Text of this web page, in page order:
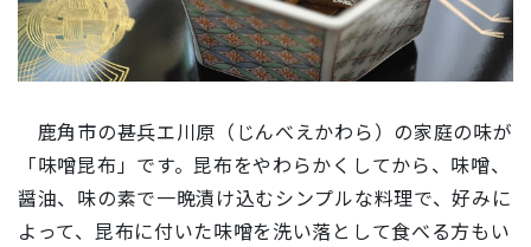
鹿角市の甚兵エ川原（じんべえかわら）の家庭の味が
「味噌昆布」です。昆布をやわらかくしてから、味噌、
醤油、味の素で一晩漬け込むシンプルな料理で、好みに
よって、昆布に付いた味噌を洗い落として食べる方もい